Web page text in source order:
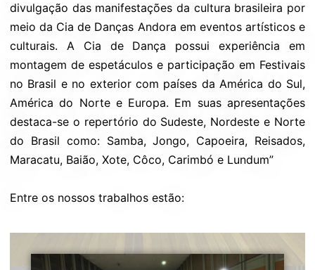
divulgação das manifestações da cultura brasileira por
meio da Cia de Danças Andora em eventos artísticos e
culturais. A Cia de Dança possui experiência em
montagem de espetáculos e participação em Festivais
no Brasil e no exterior com países da América do Sul,
América do Norte e Europa. Em suas apresentações
destaca-se o repertório do Sudeste, Nordeste e Norte
do Brasil como: Samba, Jongo, Capoeira, Reisados,
Maracatu, Baião, Xote, Côco, Carimbó e Lundum”
Entre os nossos trabalhos estão: